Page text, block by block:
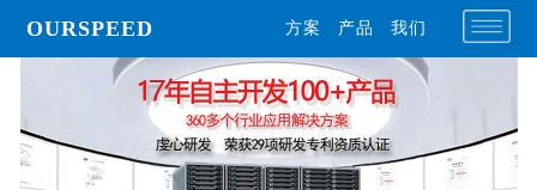
OURSPEED 方案 产品 我们